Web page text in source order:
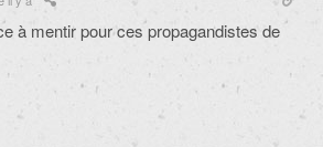
à mentir pour ces propagandistes de